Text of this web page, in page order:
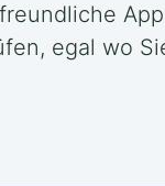
egal wo